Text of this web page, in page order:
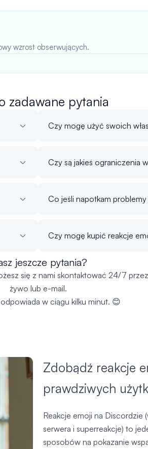
wzrost obserwujących.
zadawane pytania
Czy mogę użyć swoich
Czy są jakieś ograniczenia
Co jeśli napotkam
Czy mogę kupić reakcje
jeszcze pytania?
się z nami skontaktować 24/7
żywo lub e-mail.
odpowiada w ciągu kilku minut. 😊
Zdobądź reakcje
prawdziwych
Reakcje emoji na Discordzie
serwera i superreakcje) to
sposobów na pokazanie